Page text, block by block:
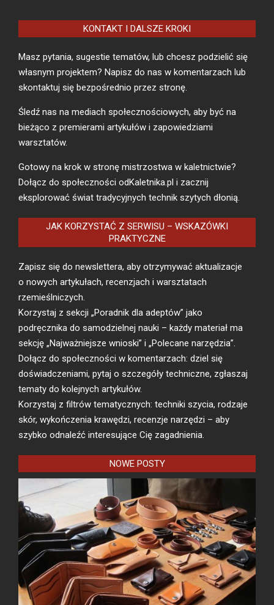
KONTAKT I DALSZE KROKI
Masz pytania, sugestie tematów, lub chcesz podzielić się
własnym projektem? Napisz do nas w komentarzach lub
skontaktuj się bezpośrednio przez stronę.
Śledź nas na mediach społecznościowych, aby być na
bieżąco z premierami artykułów i zapowiedziami
warsztatów.
Gotowy na krok w stronę mistrzostwa w kaletnictwie?
Dołącz do społeczności odKaletnika.pl i zacznij
eksplorować świat tradycyjnych technik szytych dłonią.
JAK KORZYSTAĆ Z SERWISU – WSKAZÓWKI
PRAKTYCZNE
Zapisz się do newslettera, aby otrzymywać aktualizacje
o nowych artykułach, recenzjach i warsztatach
rzemieślniczych.
Korzystaj z sekcji „Poradnik dla adeptów” jako
podręcznika do samodzielnej nauki – każdy materiał ma
sekcję „Najważniejsze wnioski” i „Polecane narzędzia”.
Dołącz do społeczności w komentarzach: dziel się
doświadczeniami, pytaj o szczegóły techniczne, zgłaszaj
tematy do kolejnych artykułów.
Korzystaj z filtrów tematycznych: techniki szycia, rodzaje
skór, wykończenia krawędzi, recenzje narzędzi – aby
szybko odnaleźć interesujące Cię zagadnienia.
NOWE POSTY